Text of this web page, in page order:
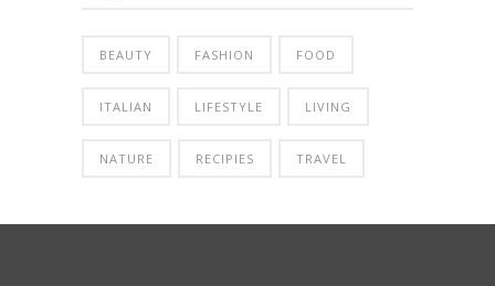
BEAUTY FASHION FOOD
ITALIAN LIFESTYLE LIVING
NATURE RECIPIES TRAVEL